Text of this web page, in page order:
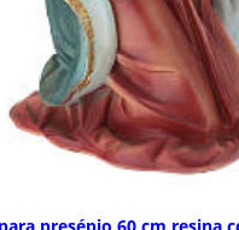
presépio 60 cm resina